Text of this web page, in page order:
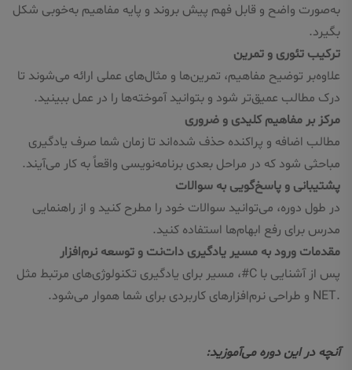
به‌صورت واضح و قابل فهم پیش بروند و پایه مفاهیم به‌خوبی شکل
بگیرد.
ترکیب تئوری و تمرین
علاوه‌بر توضیح مفاهیم، تمرین‌ها و مثال‌های عملی ارائه می‌شوند تا
درک مطالب عمیق‌تر شود و بتوانید آموخته‌ها را در عمل ببینید.
مرکز بر مفاهیم کلیدی و ضروری
مطالب اضافه و پراکنده حذف شده‌اند تا زمان شما صرف یادگیری
مباحثی شود که در مراحل بعدی برنامه‌نویسی واقعاً به کار می‌آیند.
پشتیبانی و پاسخ‌گویی به سوالات
در طول دوره، می‌توانید سوالات خود را مطرح کنید و از راهنمایی
مدرس برای رفع ابهام‌ها استفاده کنید.
مقدمات ورود به مسیر یادگیری دات‌نت و توسعه نرم‌افزار
پس از آشنایی با C#، مسیر برای یادگیری تکنولوژی‌های مرتبط مثل
.NET و طراحی نرم‌افزارهای کاربردی برای شما هموار می‌شود.
آنچه در این دوره می‌آموزید: